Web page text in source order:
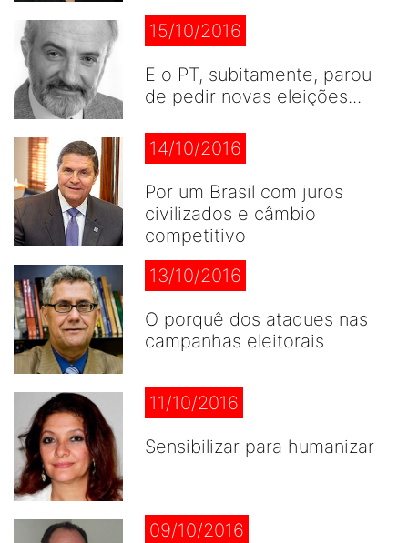
15/10/2016
E o PT, subitamente, parou
de pedir novas eleições...
14/10/2016
Por um Brasil com juros
civilizados e câmbio
competitivo
13/10/2016
O porquê dos ataques nas
campanhas eleitorais
11/10/2016
Sensibilizar para humanizar
09/10/2016